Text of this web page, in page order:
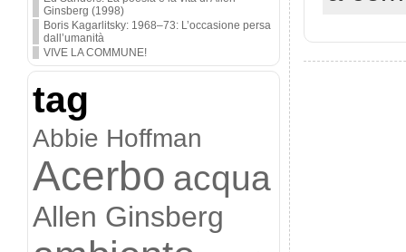
Ginsberg (1998)
Boris Kagarlitsky: 1968–73: L’occasione persa
dall’umanità
VIVE LA COMMUNE!
tag
Abbie Hoffman
Acerbo acqua
Allen Ginsberg